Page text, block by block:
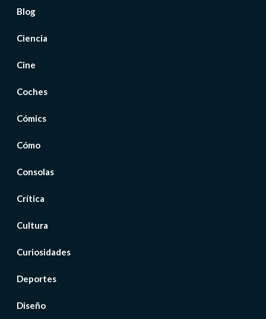
Blog
Ciencia
Cine
Coches
Cómics
Cómo
Consolas
Crítica
Cultura
Curiosidades
Deportes
Diseño